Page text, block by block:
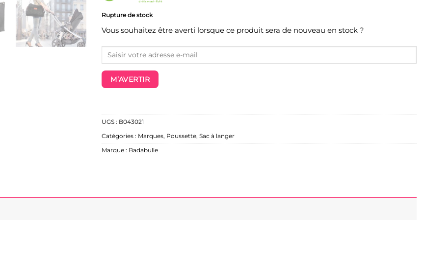
Rupture de stock
Vous souhaitez être averti lorsque ce produit sera de nouveau en stock ?
M’AVERTIR
UGS : B043021
Catégories : Marques, Poussette, Sac à langer
Marque : Badabulle